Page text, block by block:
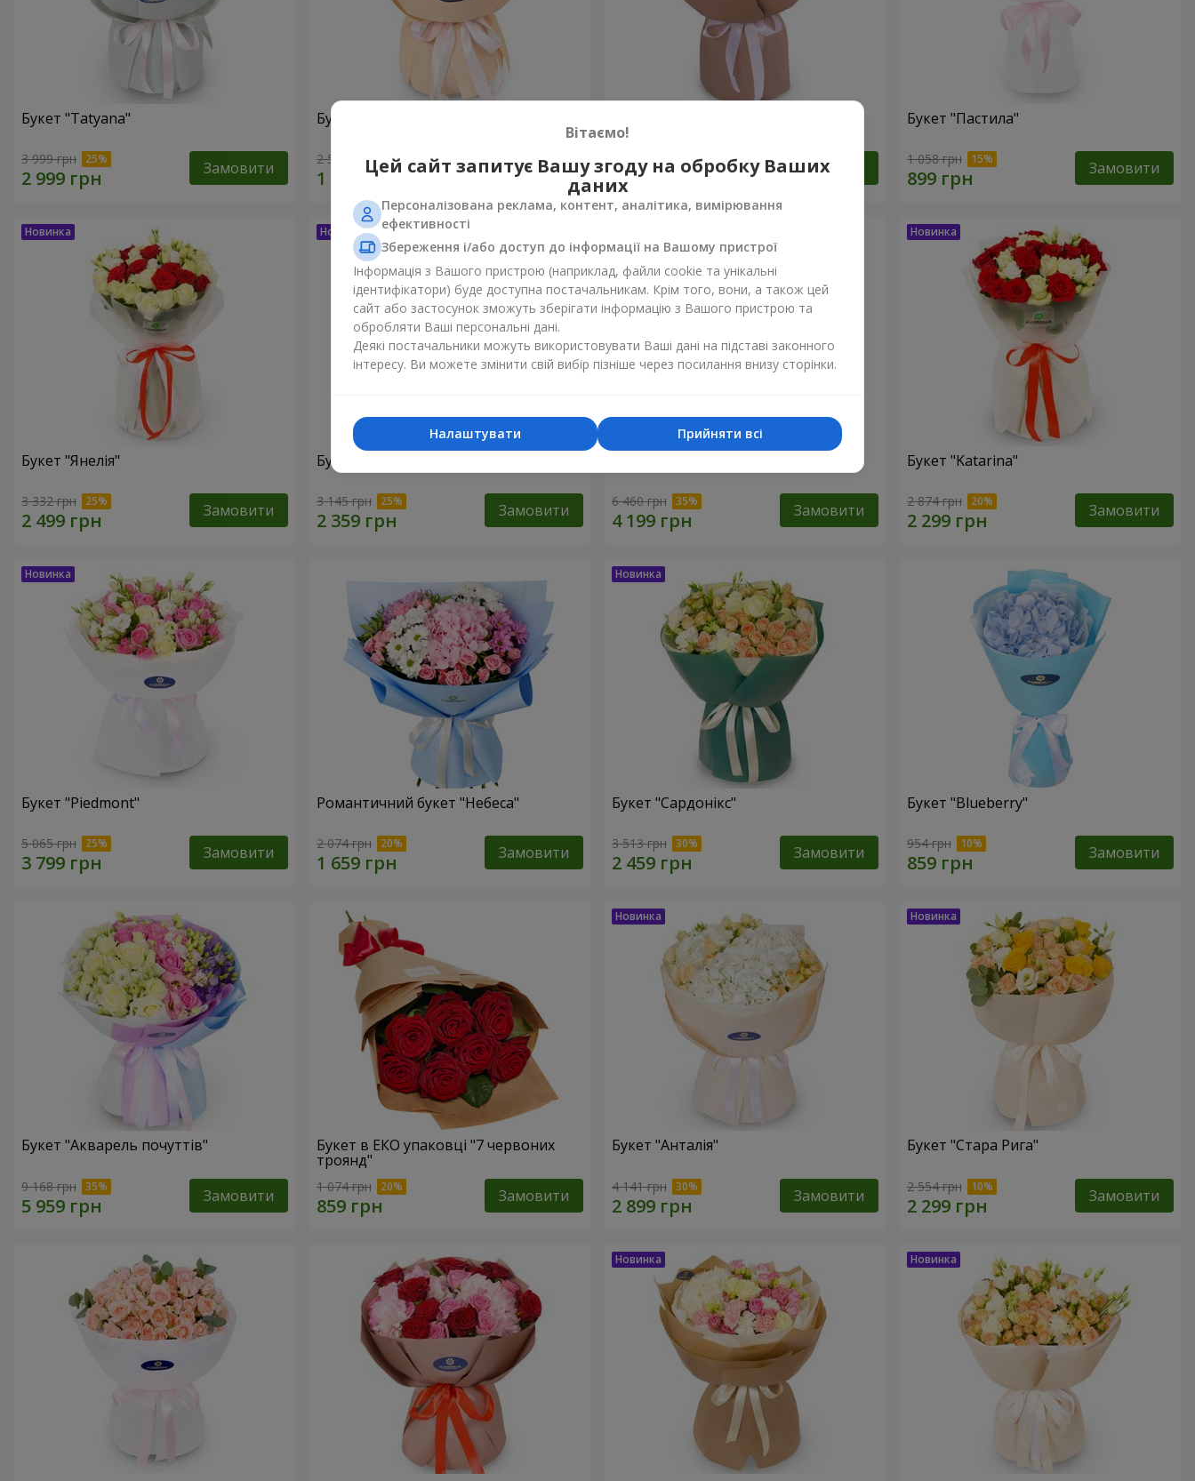
Букет "Tatyana"
3 999 грн Замовити
Букет "Хмара почуттів"
2 532 грн Замовити 2 374 грн Замовити
Букет "Пастила"
1 058 грн Замовити
Букет "Янелія"
3 332 грн Замовити
Букет "Щирість"
3 145 грн Замовити 6 460 грн Замовити
Букет "Katarina"
2 874 грн Замовити
Букет "Piedmont"
5 065 грн Замовити
Романтичний букет "Небеса"
2 074 грн Замовити
Букет "Сардонікс"
3 513 грн Замовити
Букет "Blueberry"
954 грн Замовити
Букет "Акварель почуттів"
9 168 грн Замовити
Букет в ЕКО упаковці "7 червоних
троянд"
1 074 грн Замовити
Букет "Анталія"
4 141 грн Замовити
Букет "Стара Рига"
2 554 грн Замовити
Вітаємо!
Цей сайт запитує Вашу згоду на обробку Ваших
даних
Персоналізована реклама, контент, аналітика, вимірювання
ефективності
Збереження і/або доступ до інформації на Вашому пристрої
Інформація з Вашого пристрою (наприклад, файли cookie та унікальні
ідентифікатори) буде доступна постачальникам. Крім того, вони, а також цей
сайт або застосунок зможуть зберігати інформацію з Вашого пристрою та
обробляти Ваші персональні дані.
Деякі постачальники можуть використовувати Ваші дані на підставі законного
інтересу. Ви можете змінити свій вибір пізніше через посилання внизу сторінки.
Прийняти всі
Налаштувати